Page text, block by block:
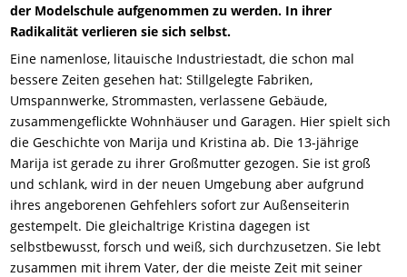
der Modelschule aufgenommen zu werden. In ihrer
Radikalität verlieren sie sich selbst.
Eine namenlose, litauische Industriestadt, die schon mal
bessere Zeiten gesehen hat: Stillgelegte Fabriken,
Umspannwerke, Strommasten, verlassene Gebäude,
zusammengeflickte Wohnhäuser und Garagen. Hier spielt sich
die Geschichte von Marija und Kristina ab. Die 13-jährige
Marija ist gerade zu ihrer Großmutter gezogen. Sie ist groß
und schlank, wird in der neuen Umgebung aber aufgrund
ihres angeborenen Gehfehlers sofort zur Außenseiterin
gestempelt. Die gleichaltrige Kristina dagegen ist
selbstbewusst, forsch und weiß, sich durchzusetzen. Sie lebt
zusammen mit ihrem Vater, der die meiste Zeit mit seiner